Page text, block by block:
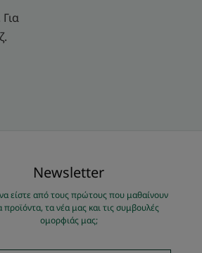
Νewsletter
είστε από τους πρώτους που μαθαίνουν
προϊόντα, τα νέα μας και τις συμβουλές
ομορφιάς μας;